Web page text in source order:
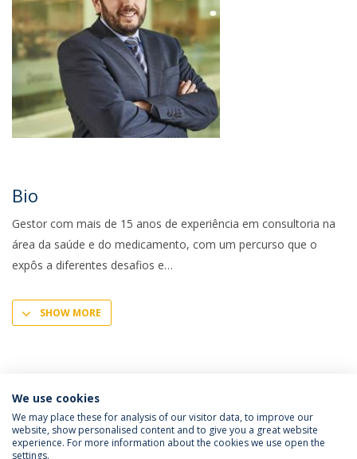
Bio
Gestor com mais de 15 anos de experiência em consultoria na
área da saúde e do medicamento, com um percurso que o
expôs a diferentes desafios e
SHOW MORE
Política de Privacidade
Termos e Condições
We use cookies
We may place these for analysis of our visitor data, to improve our
website, show personalised content and to give you a great website
experience. For more information about the cookies we use open the
settings.